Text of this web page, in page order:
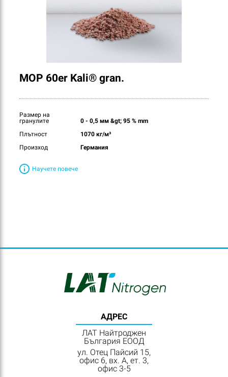
MOP 60er Kali® gran.
Размер на
гранулите
0 - 0,5 мм &gt; 95 % mm
Плътност
1070 кг/м³
Произход
Германия
Научете повече
АДРЕС
ЛАТ Найтроджен
България ЕООД
ул. Отец Пайсий 15,
офис 6, вх. А, ет. 3,
офис 3-5